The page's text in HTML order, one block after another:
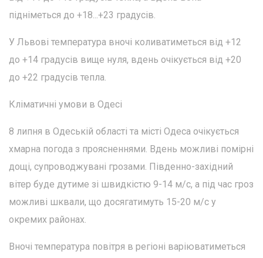
підніметься до +18...+23 градусів.
У Львові температура вночі коливатиметься від +12
до +14 градусів вище нуля, вдень очікується від +20
до +22 градусів тепла.
Кліматичні умови в Одесі
8 липня в Одеській області та місті Одеса очікується
хмарна погода з проясненнями. Вдень можливі помірні
дощі, супроводжувані грозами. Південно-західний
вітер буде дутиме зі швидкістю 9-14 м/с, а під час гроз
можливі шквали, що досягатимуть 15-20 м/с у
окремих районах.
Вночі температура повітря в регіоні варіюватиметься